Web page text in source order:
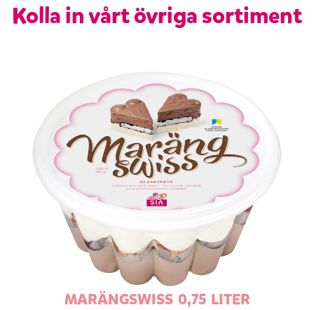
Kolla in vårt övriga sortiment
MARÄNGSWISS 0,75 LITER